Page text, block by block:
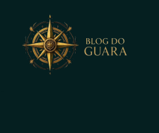
Pular
para